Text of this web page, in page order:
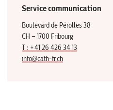
Service communication
Boulevard de Pérolles 38
CH – 1700 Fribourg
T : +41 26 426 34 13
info@cath-fr.ch